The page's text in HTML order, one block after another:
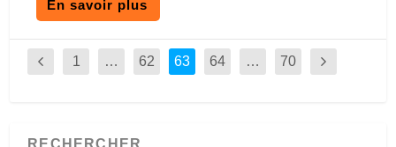
En savoir plus
1 … 62 63 64 … 70